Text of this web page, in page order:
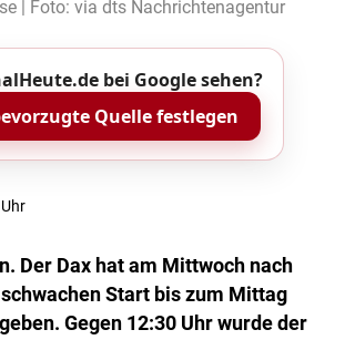
| Foto: via dts Nachrichtenagentur
bei Google sehen?
Quelle festlegen
Der Dax hat am Mittwoch nach
Start bis zum Mittag
Gegen 12:30 Uhr wurde der